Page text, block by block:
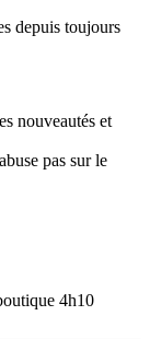
depuis toujours
nouveautés et
pas sur le
4h10